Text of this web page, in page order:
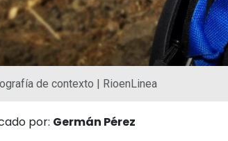
de contexto | RioenLinea
por: Germán Pérez